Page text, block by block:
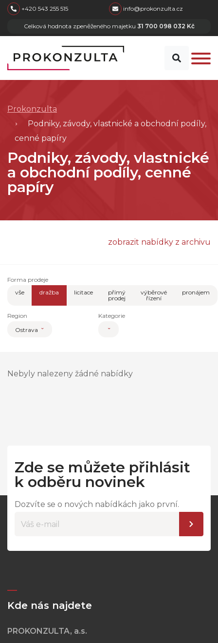
skip to main content
+420 543 255 515 info@prokonzulta.cz
Celková hodnota zpeněženého majetku 31 700 098 032 Kč
Prokonzulta
Podniky, závody, vlastnické a obchodní podíly,
cenné papíry
Podniky, závody, vlastnické
a obchodní podíly, cenné
papíry
zobrazit nabídky z archivu
Forma prodeje
vše
dražba licitace
přímý
prodej
výběrové
řízení
pronájem
Region
Ostrava
Kategorie
Nebyly nalezeny žádné nabídky
Zde se můžete přihlásit
k odběru novinek
Dozvíte se o nových nabídkách jako první.
Kde nás najdete
PROKONZULTA, a.s.